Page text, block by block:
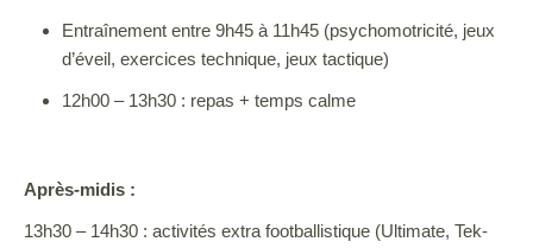
Entraînement entre 9h45 à 11h45 (psychomotricité, jeux
d’éveil, exercices technique, jeux tactique)
12h00 – 13h30 : repas + temps calme
Après-midis :
13h30 – 14h30 : activités extra footballistique (Ultimate, Tek-